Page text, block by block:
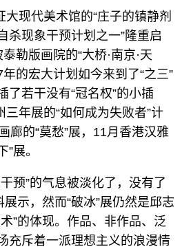
现代美术馆的“庄子的镇静剂
现象干预计划之一”隆重启
勒版画院的“大桥·南京·天
年的宏大计划如今来到了“之三”
了若干没有“冠名权”的小插
年展的“如何成为失败者”计
廊的“莫愁”展，11月香港汉雅
”展。
预”的气息被淡化了，没有了
展示，然而“破冰”展仍然是邱志
”的体现。作品、非作品、泛
充斥着一派理想主义的浪漫情